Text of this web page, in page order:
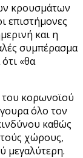
κρουσμάτων
επιστήμονες
και η
συμπέρασμα
«θα
του κορωνοϊού
όλο τον
καθώς
χώρους,
μεγαλύτερη.